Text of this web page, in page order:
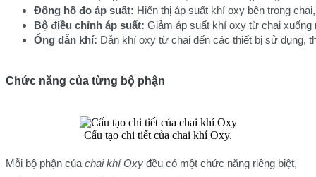
Đồng hồ đo áp suất: Hiển thị áp suất khí oxy bên trong
Bộ điều chỉnh áp suất: Giảm áp suất khí oxy từ chai
Ống dẫn khí: Dẫn khí oxy từ chai đến các thiết bị sử dụng,
Chức năng của từng bộ phận
Cấu tạo chi tiết của chai khí Oxy.
Mỗi bộ phận của chai khí Oxy đều có một chức năng riêng biệt,